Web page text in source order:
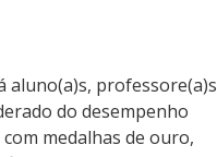
aluno(a)s, professore(a)s
do desempenho
medalhas de ouro,